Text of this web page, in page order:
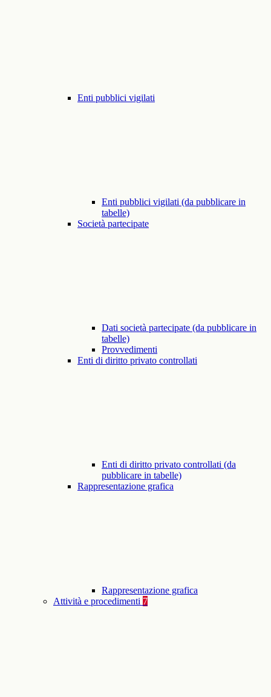
Enti pubblici vigilati
Enti pubblici vigilati (da pubblicare in
tabelle)
Società partecipate
Dati società partecipate (da pubblicare in
tabelle)
Provvedimenti
Enti di diritto privato controllati
Enti di diritto privato controllati (da
pubblicare in tabelle)
Rappresentazione grafica
Rappresentazione grafica
Attività e procedimenti 7